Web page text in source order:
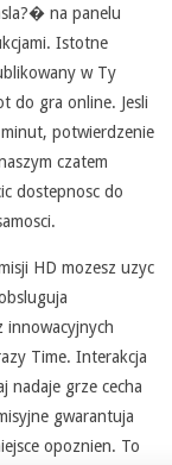
na panelu
Istotne
w Ty
do gra online. Jesli
potwierdzenie
czatem
dostepnosc do
HD mozesz uzyc
innowacyjnych
Time. Interakcja
nadaje grze cecha
gwarantuja
opoznien. To